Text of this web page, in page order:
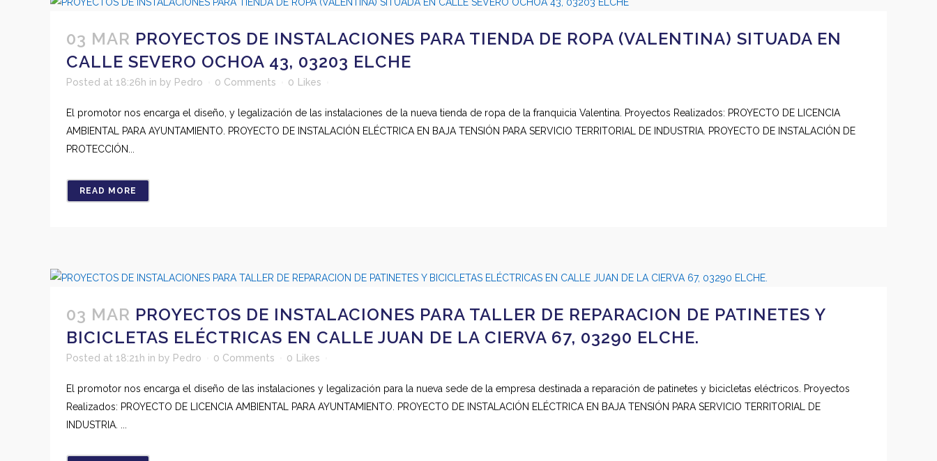
03 MAR PROYECTOS DE INSTALACIONES PARA TIENDA DE ROPA (VALENTINA) SITUADA EN
CALLE SEVERO OCHOA 43, 03203 ELCHE
Posted at 18:26h in by Pedro 0 Comments 0 Likes
El promotor nos encarga el diseño, y legalización de las instalaciones de la nueva tienda de ropa de la franquicia Valentina. Proyectos Realizados: PROYECTO DE LICENCIA
AMBIENTAL PARA AYUNTAMIENTO. PROYECTO DE INSTALACIÓN ELÉCTRICA EN BAJA TENSIÓN PARA SERVICIO TERRITORIAL DE INDUSTRIA. PROYECTO DE INSTALACIÓN DE
PROTECCIÓN...
READ MORE
03 MAR PROYECTOS DE INSTALACIONES PARA TALLER DE REPARACION DE PATINETES Y
BICICLETAS ELÉCTRICAS EN CALLE JUAN DE LA CIERVA 67, 03290 ELCHE.
Posted at 18:21h in by Pedro 0 Comments 0 Likes
El promotor nos encarga el diseño de las instalaciones y legalización para la nueva sede de la empresa destinada a reparación de patinetes y bicicletas eléctricos. Proyectos
Realizados: PROYECTO DE LICENCIA AMBIENTAL PARA AYUNTAMIENTO. PROYECTO DE INSTALACIÓN ELÉCTRICA EN BAJA TENSIÓN PARA SERVICIO TERRITORIAL DE
INDUSTRIA. ...